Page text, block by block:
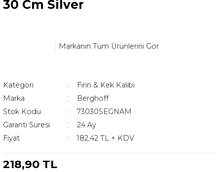
30 Cm Silver
Markanın Tüm Ürünlerini Gör
Kategori
Fırın & Kek Kalıbı
Marka
Berghoff
Stok Kodu
73030SEGNAM
Garanti Süresi
24 Ay
Fiyat
182,42 TL + KDV
218,90 TL